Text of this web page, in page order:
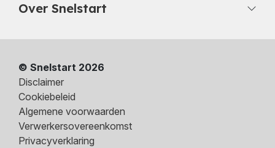
Over Snelstart
© Snelstart 2026
Disclaimer
Cookiebeleid
Algemene voorwaarden
Verwerkersovereenkomst
Privacyverklaring